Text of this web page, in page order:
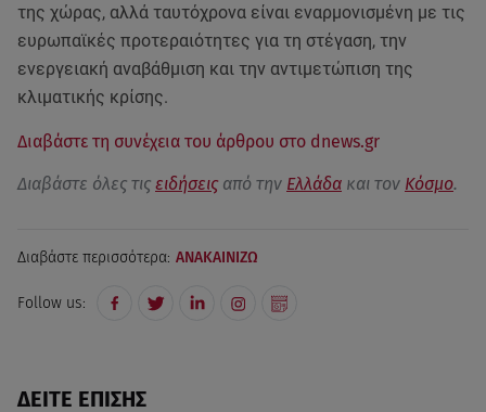
της χώρας, αλλά ταυτόχρονα είναι εναρμονισμένη με τις
ευρωπαϊκές προτεραιότητες για τη στέγαση, την
ενεργειακή αναβάθμιση και την αντιμετώπιση της
κλιματικής κρίσης.
Διαβάστε τη συνέχεια του άρθρου στο dnews.gr
Διαβάστε όλες τις ειδήσεις από την Ελλάδα και τον Κόσμο.
Διαβάστε περισσότερα: ΑΝΑΚΑΙΝΙΖΩ
Follow us:
ΔΕΙΤΕ ΕΠΙΣΗΣ